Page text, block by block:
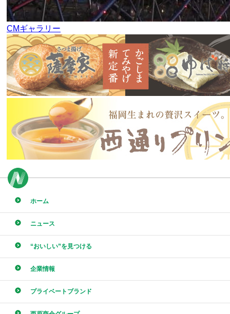
CMギャラリー
ホーム
ニュース
“おいしい”を見つける
企業情報
プライベートブランド